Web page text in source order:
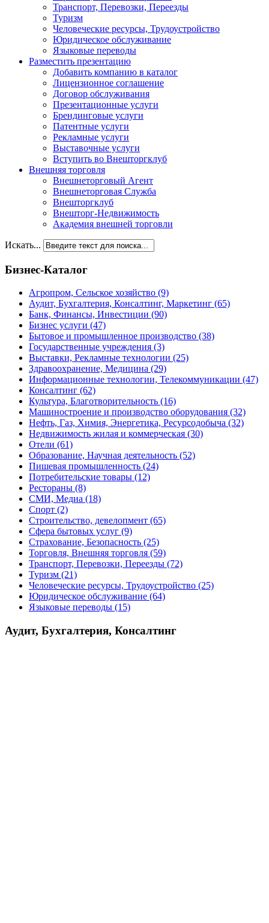
Транспорт, Перевозки, Переезды
Туризм
Человеческие ресурсы, Трудоустройство
Юридическое обслуживание
Языковые переводы
Разместить презентацию
Добавить компанию в каталог
Лицензионное соглашение
Договор обслуживания
Презентационные услуги
Брендинговые услуги
Патентные услуги
Рекламные услуги
Выставочные услуги
Вступить во Внешторгклуб
Внешняя торговля
Внешнеторговый Агент
Внешнеторговая Служба
Внешторгклуб
Внешторг-Недвижимость
Академия внешней торговли
Искать...
Бизнес-Каталог
Агропром, Сельское хозяйство (9)
Аудит, Бухгалтерия, Консалтинг, Маркетинг (65)
Банк, Финансы, Инвестиции (90)
Бизнес услуги (47)
Бытовое и промышленное производство (38)
Государственные учреждения (3)
Выставки, Рекламные технологии (25)
Здравоохранение, Медицина (29)
Информационные технологии, Телекоммуникации (47)
Консалтинг (62)
Культура, Благотворительность (16)
Машиностроение и производство оборудования (32)
Нефть, Газ, Химия, Энергетика, Ресурсодобыча (32)
Недвижимость жилая и коммерческая (30)
Отели (61)
Образование, Научная деятельность (52)
Пишевая промышленность (24)
Потребительские товары (12)
Рестораны (8)
СМИ, Медиа (18)
Спорт (2)
Строительство, девелопмент (65)
Сфера бытовых услуг (9)
Страхование, Безопасность (25)
Торговля, Внешняя торговля (59)
Транспорт, Перевозки, Переезды (72)
Туризм (21)
Человеческие ресурсы, Трудоустройство (25)
Юридическое обслуживание (64)
Языковые переводы (15)
Аудит, Бухгалтерия, Консалтинг